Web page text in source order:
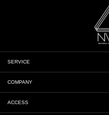
SERVICE
COMPANY
ACCESS